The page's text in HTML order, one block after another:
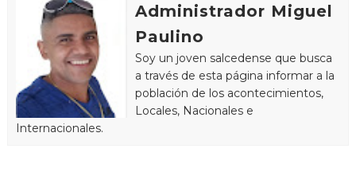
Administrador Miguel
Paulino
Soy un joven salcedense que busca
a través de esta página informar a la
población de los acontecimientos,
Locales, Nacionales e
Internacionales.